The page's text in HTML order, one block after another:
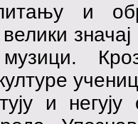
и
музици.
и негују